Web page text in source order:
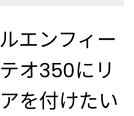
エンフィー
オ350にリ
を付けたい